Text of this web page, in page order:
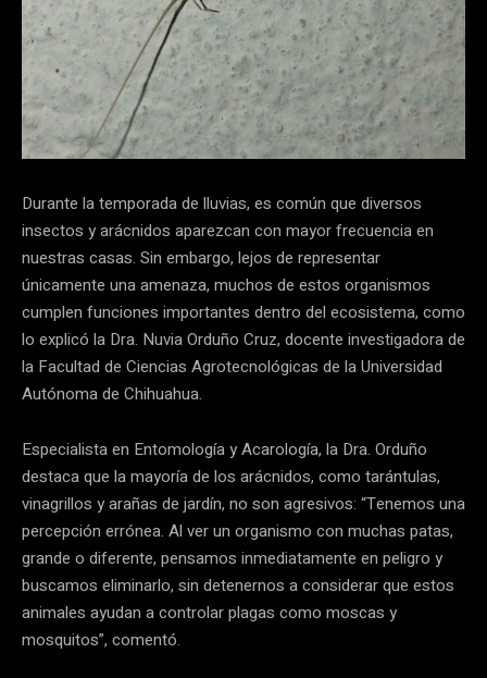
Durante la temporada de lluvias, es común que diversos
insectos y arácnidos aparezcan con mayor frecuencia en
nuestras casas. Sin embargo, lejos de representar
únicamente una amenaza, muchos de estos organismos
cumplen funciones importantes dentro del ecosistema, como
lo explicó la Dra. Nuvia Orduño Cruz, docente investigadora de
la Facultad de Ciencias Agrotecnológicas de la Universidad
Autónoma de Chihuahua.
Especialista en Entomología y Acarología, la Dra. Orduño
destaca que la mayoría de los arácnidos, como tarántulas,
vinagrillos y arañas de jardín, no son agresivos: “Tenemos una
percepción errónea. Al ver un organismo con muchas patas,
grande o diferente, pensamos inmediatamente en peligro y
buscamos eliminarlo, sin detenernos a considerar que estos
animales ayudan a controlar plagas como moscas y
mosquitos”, comentó.